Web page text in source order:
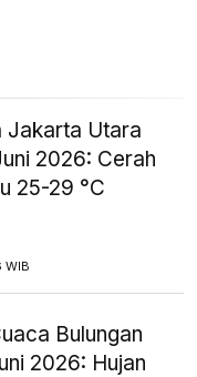
Jakarta Utara
2026: Cerah
25-29 °C
WIB
Bulungan
2026: Hujan